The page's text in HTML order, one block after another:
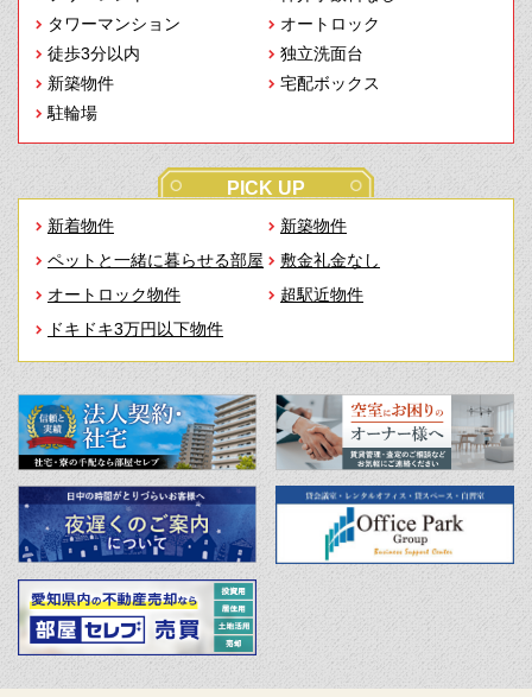
タワーマンション
オートロック
徒歩3分以内
独立洗面台
新築物件
宅配ボックス
駐輪場
PICK UP
新着物件
新築物件
ペットと一緒に暮らせる部屋
敷金礼金なし
オートロック物件
超駅近物件
ドキドキ3万円以下物件